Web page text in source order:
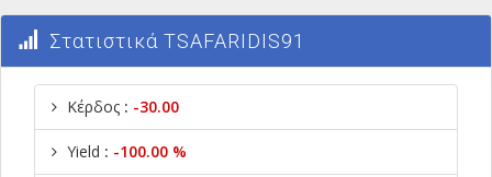
Στατιστικά TSAFARIDIS91
Κέρδος : -30.00
Yield : -100.00 %